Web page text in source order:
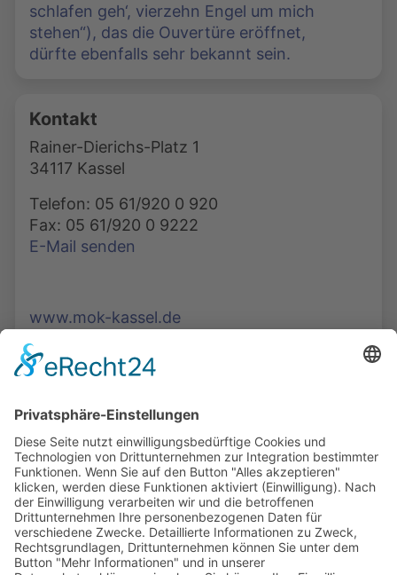
schlafen geh‘, vierzehn Engel um mich
stehen“), das die Ouvertüre eröffnet,
dürfte ebenfalls sehr bekannt sein.
Kontakt
Rainer-Dierichs-Platz 1
34117 Kassel
Telefon: 05 61/920 0 920
Fax: 05 61/920 0 9222
E-Mail senden
www.mok-kassel.de
Podcasts, Themen und Informationen.
Entdecken Sie unser Forum für Medien, Bildung
und Demokratie - jederzeit und überall
verfügbar.
Mehr erfahren